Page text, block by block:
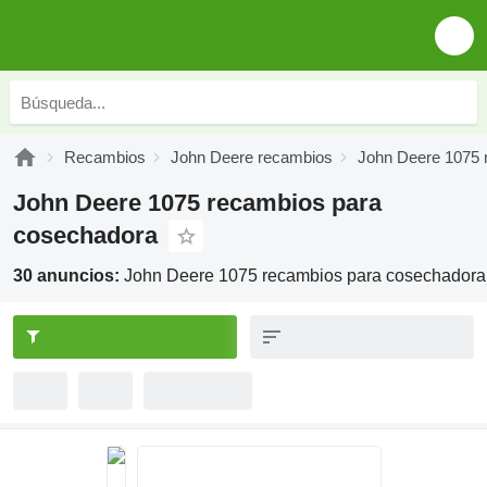
Recambios John Deere recambios John Deere 1075
John Deere 1075 recambios para
cosechadora
30 anuncios: John Deere 1075 recambios para cosechadora